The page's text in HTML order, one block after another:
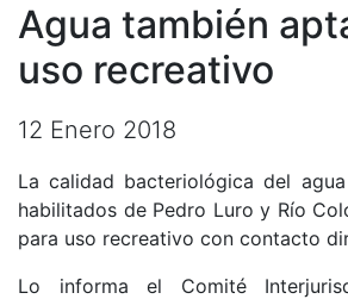
Agua también
uso recreativo
12 Enero 2018
La calidad bacteriológica del
habilitados de Pedro Luro y Río
para uso recreativo con contacto
Lo informa el Comité